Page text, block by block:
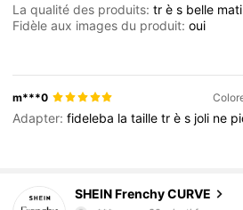
La qualité des produits:très belle
Fidèle aux images du produit:oui
m***0
Adapter:fideleba latailletrès joli ne
SHEIN Frenchy CURVE
s***a segue30 minuti fa